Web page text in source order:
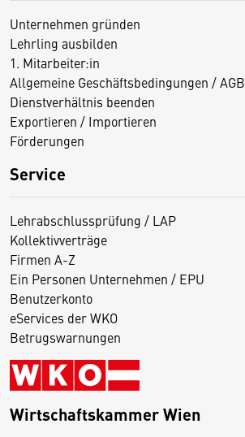
Unternehmen gründen
Lehrling ausbilden
1. Mitarbeiter:in
Allgemeine Geschäftsbedingungen / AGB
Dienstverhältnis beenden
Exportieren / Importieren
Förderungen
Service
Lehrabschlussprüfung / LAP
Kollektivverträge
Firmen A-Z
Ein Personen Unternehmen / EPU
Benutzerkonto
eServices der WKO
Betrugswarnungen
Wirtschaftskammer Wien